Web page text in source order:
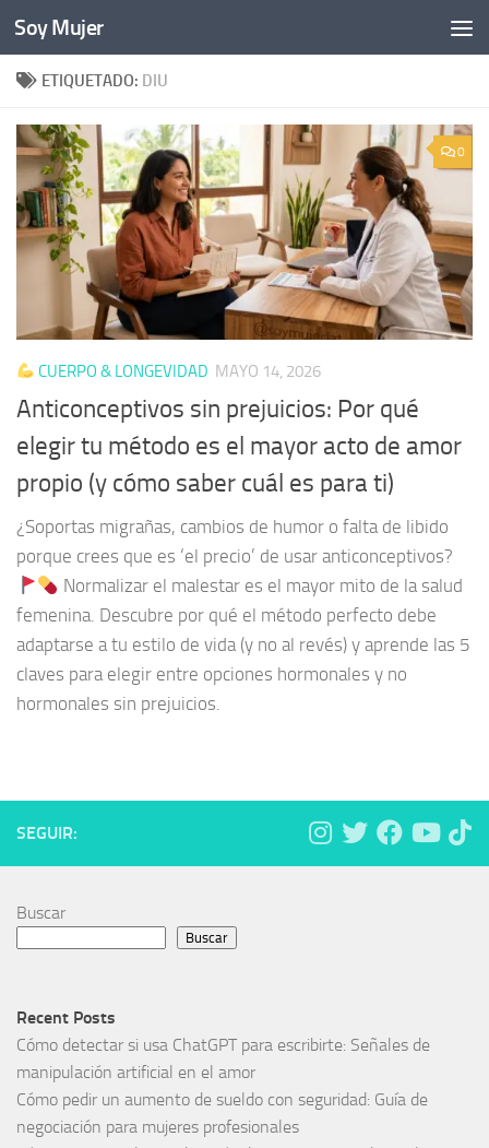
Bajo el contenido
Soy Mujer
ETIQUETADO: DIU
0
CUERPO & LONGEVIDAD MAYO 14, 2026
Anticonceptivos sin prejuicios: Por qué
elegir tu método es el mayor acto de amor
propio (y cómo saber cuál es para ti)
¿Soportas migrañas, cambios de humor o falta de libido
porque crees que es ‘el precio’ de usar anticonceptivos?
Normalizar el malestar es el mayor mito de la salud
femenina. Descubre por qué el método perfecto debe
adaptarse a tu estilo de vida (y no al revés) y aprende las 5
claves para elegir entre opciones hormonales y no
hormonales sin prejuicios.
SEGUIR:
Buscar
Buscar
Recent Posts
Cómo detectar si usa ChatGPT para escribirte: Señales de
manipulación artificial en el amor
Cómo pedir un aumento de sueldo con seguridad: Guía de
negociación para mujeres profesionales